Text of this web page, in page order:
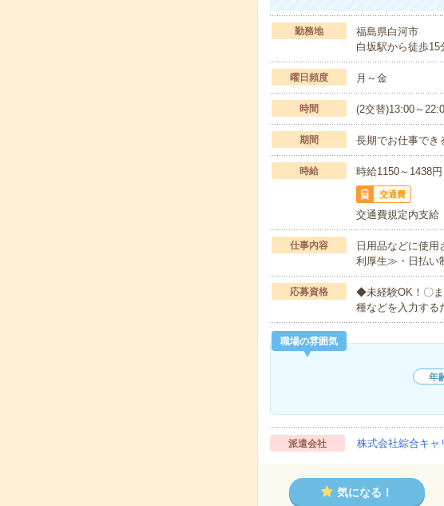
勤務地
福島県白河市
白坂駅から徒歩15
曜日頻度 月～金
時間 (2交替)13:00～
期間 長期でお仕事でき
時給 時給1150～1438円
交通費
交通費規定内支給
仕事内容
日用品などに使
利厚生≫・日払い
応募資格
◆未経験OK！〇
種などを入力す
職場の雰囲気
年
派遣会社 株式会社綜合キ
気になる！